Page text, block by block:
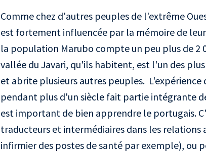
Comme chez d'autres peuples de l'extrême
est fortement influencée par la mémoire de
la population Marubo compte un peu plus de 2
vallée du Javari, qu'ils habitent, est l'un des
et abrite plusieurs autres peuples.
pendant plus d'un siècle fait partie intégrante
est important de bien apprendre le portugais.
traducteurs et intermédiaires dans les
infirmier des postes de santé par exemple), ou